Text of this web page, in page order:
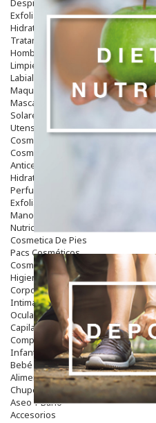
Exfoliantes
Hidratantes
Tratamientos De Noche
Hombre
Limpieza
Labiales
Maquillajes Y Color
Mascarillas
Solares
Utensilios
Cosmética Capilar
Cosmética Corporal
Anticelulíticos
Hidratantes Corporales
Perfumes Y Colonias
Exfoliantes Corporales
Manos Y Uñas
Nutricosmética
Cosmetica De Pies
Pacs Cosméticos
Cosmetica Facial Piel Sensible
Higiene
Corporal
Intima
Ocular
Capilar
Complementos
Infantil
Bebé
Alimentación Y Complementos
Chupetes Y Mordedores
Aseo Y Baño
Accesorios